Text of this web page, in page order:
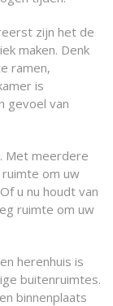
zijn het de
maken. Denk
ramen,
is
gevoel van
Met meerdere
om uw
u nu houdt van
ruimte om uw
herenhuis is
buitenruimtes.
binnenplaats